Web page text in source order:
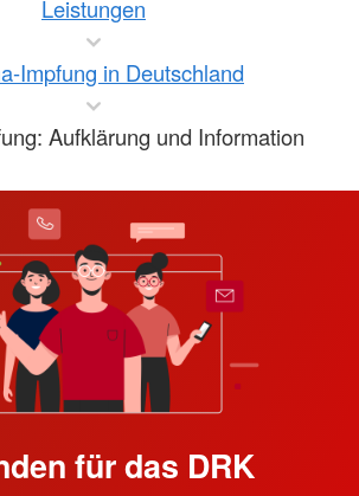
Leistungen
Impfung in Deutschland
Aufklärung und Information
für das DRK